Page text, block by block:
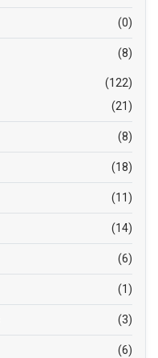
(0)
(8)
(122)
(21)
(8)
(18)
(11)
(14)
(6)
(1)
(3)
(6)